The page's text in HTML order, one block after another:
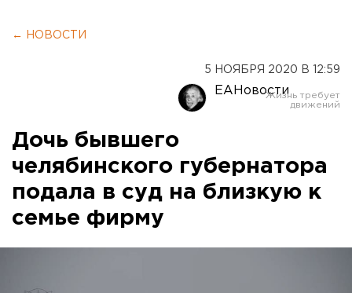
← НОВОСТИ
5 НОЯБРЯ 2020 В 12:59
ЕАНовости
Дочь бывшего
челябинского губернатора
подала в суд на близкую к
семье фирму